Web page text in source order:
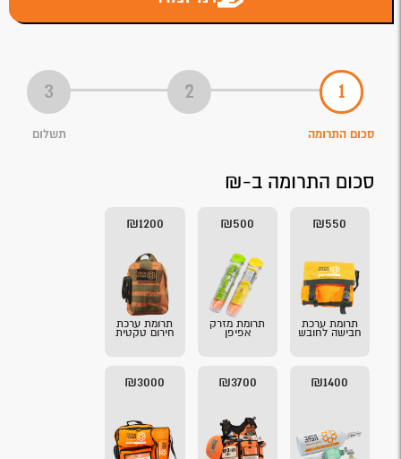
סכום התרומה תשלום
סכום התרומה ב-₪
₪550
תרומת ערכת
חבישה לחובש
₪500
תרומת מזרק
אפיפן
₪1200
תרומת ערכת
חירום טקטית
₪1400
₪3700
₪3000